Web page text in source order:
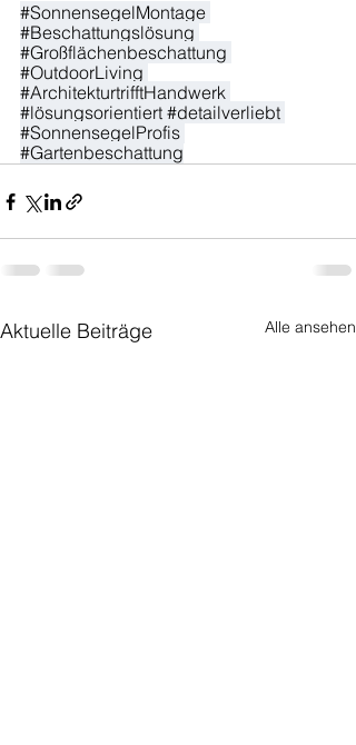
#SonnensegelMontage
#Beschattungslösung
#Großflächenbeschattung
#OutdoorLiving
#ArchitekturtrifftHandwerk
#lösungsorientiert #detailverliebt
#SonnensegelProfis
#Gartenbeschattung
Aktuelle Beiträge Alle ansehen